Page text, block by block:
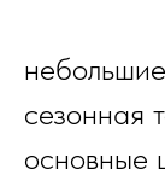
сезонная
основные